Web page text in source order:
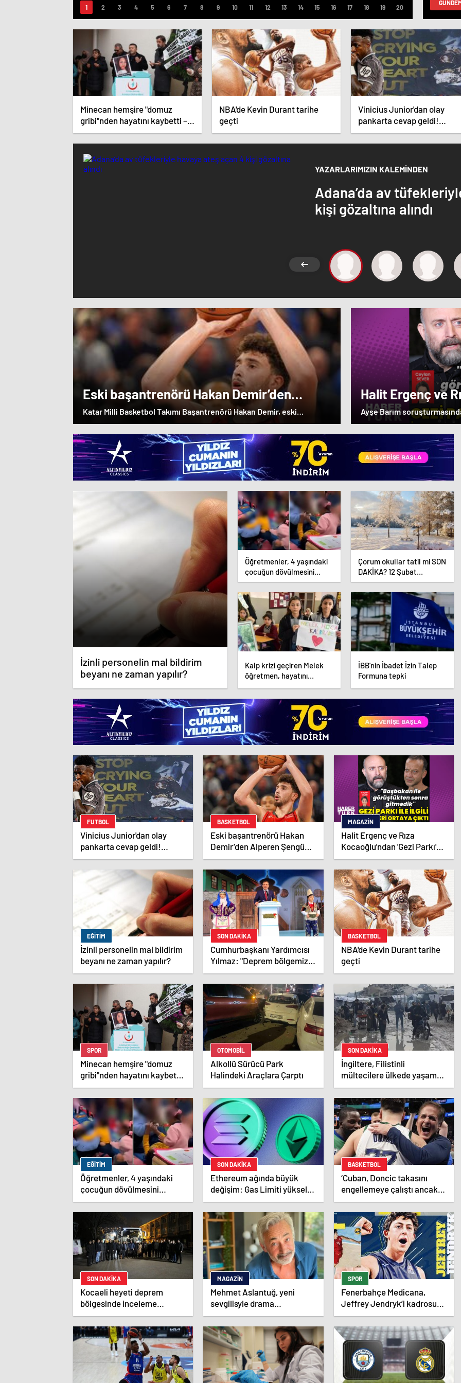
Minecan hemşire "domuz
gribi"nden hayatını kaybetti –
Haberler | Sağlık Haberleri
NBA'de Kevin Durant tarihe
geçti
Vinicius Junior'dan olay
pankarta cevap geldi!
Manchester City-Real
maçında gündem olmuştu…
YAZARLARIMIZIN KALEMİNDEN
Adana’da av
kişi gözaltına alındı
Eski başantrenörü Hakan Demir’den
Alperen Şengün’e övgü
Katar Milli Basketbol Takımı Başantrenörü Hakan Demir, eski
öğrencisi Alperen Şengün'e övgülerde bulundu.
Halit Ergenç ve
Parkı' ifadesi –
Ayşe Barım
soruşturma başlatılan ünlü
bu kez şüpheli sıfatıyla
Parkı’nda çekilen
uzun yıllardır İngiltere’de
kendisinin de İngiltere’de
söyledi. Kocaoğlu ise "Gezi
yok" dedi
İzinli personelin mal bildirim
beyanı ne zaman yapılır?
Öğretmenler, 4 yaşındaki
çocuğun dövülmesini
gülerek izledi
Çorum okullar tatil mi SON
DAKİKA? 12 Şubat
Çarşamba Çorum’da okul
yok mu (Çorum Valiliği
Açıklaması – KAR TATİLİ)?
Kalp krizi geçiren Melek
öğretmen, hayatını
İBB'nin İbadet İzin Talep
Formuna tepki
FUTBOL
Vinicius Junior'dan olay
pankarta cevap geldi!
Manchester City-Real
Madrid maçında gündem
olmuştu…
BASKETBOL
Eski başantrenörü Hakan
Demir’den Alperen Şengün’e
övgü
MAGAZIN
Halit Ergenç ve Rıza
Kocaoğlu'ndan 'Gezi Parkı'
ifadesi – Magazin haberleri
EĞITIM
İzinli personelin mal bildirim
beyanı ne zaman yapılır?
SON DAKİKA
Cumhurbaşkanı Yardımcısı
Yılmaz: "Deprem bölgemize
2,6 trilyon lirayı aşan
yatırımlar yaptık"
BASKETBOL
NBA'de Kevin Durant tarihe
geçti
SPOR
Minecan hemşire "domuz
gribi"nden hayatını kaybetti
– Haberler | Sağlık Haberleri
OTOMOBIL
Alkollü Sürücü Park
Halindeki Araçlara Çarptı
SON DAKİKA
İngiltere, Filistinli
mültecilere ülkede yaşama
hakkı tanıdı
EĞITIM
Öğretmenler, 4 yaşındaki
çocuğun dövülmesini
gülerek izledi
SON DAKİKA
Ethereum ağında büyük
değişim: Gas Limiti yükseldi,
işlem ücretleri düşebilir mi?
BASKETBOL
‘Cuban, Doncic takasını
engellemeye çalıştı ancak
geç kaldı’ iddiası! NBA
Haberleri
SON DAKİKA
Kocaeli heyeti deprem
bölgesinde inceleme
yapacak
MAGAZIN
Mehmet Aslantuğ, yeni
sevgilisyle drama
çalışmalarında tanıştı –
Magazin haberleri
SPOR
Fenerbahçe Medicana,
Jeffrey Jendryk’i kadrosuna
kattı